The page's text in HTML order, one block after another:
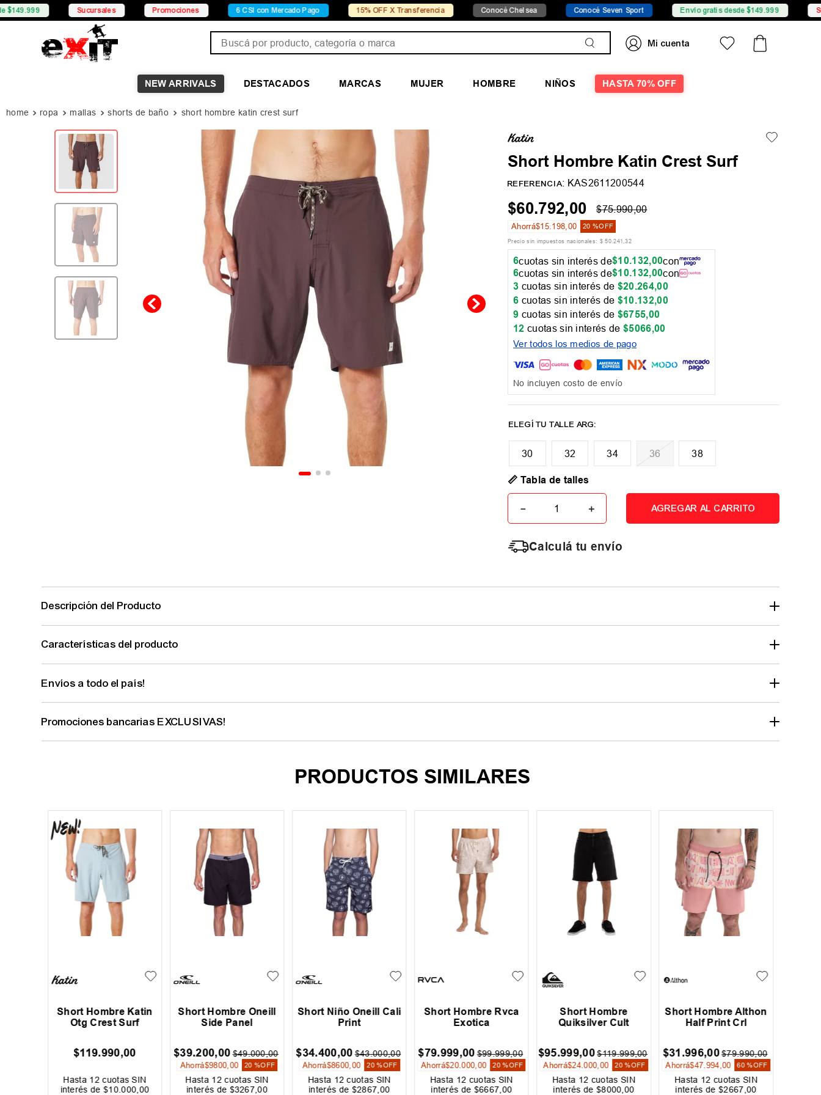
Promociones 6 CSI con Mercado Pago 15% OFF X Transferencia Conocé Chelsea Conocé Seven Sport Envío gratis desde $149.999 Sucursales
NEW ARRIVALS DESTACADOS MARCAS MUJER HOMBRE NIÑOS HASTA 70% OFF
ropa mallas shorts de baño short hombre katin crest surf
Short Hombre Katin Crest Surf
REFERENCIA: KAS2611200544
$60.792,00 $75.990,00
Ahorrá$15.198,00 20 %OFF
Precio sin impuestos nacionales: $ 50.241,32
6cuotas sin interés de$10.132,00con
6cuotas sin interés de$10.132,00con
3 cuotas sin interés de $20.264,00
6 cuotas sin interés de $10.132,00
9 cuotas sin interés de $6755,00
12 cuotas sin interés de$5066,00
Ver todos los medios de pago
No incluyen costo de envío
30 32 34 36 38
📏 Tabla de talles
＋
－ AGREGAR AL CARRITO
Calculá tu envío
Descripción del Producto
Características del producto
Envíos a todo el país!
Promociones bancarias EXCLUSIVAS!
PRODUCTOS SIMILARES
Short Hombre Katin
Otg Crest Surf
$119.990,00
Hasta 12 cuotas SIN
interés de$10 .000 00
Short Hombre Oneill
Side Panel
$39.200,00 $49.000,00
Ahorrá$9800, 00 20 %OFF
Hasta 12 cuotas SIN
interés de $3267 ,00
Short Niño Oneill Cali
Print
$34.400,00 $43.000,00
Ahorrá$8600, 00 20 %OFF
Hasta 12 cuotas SIN
interés de $2867 00
Short Hombre Rvca
Exotica
$79.999,00 $99.999,00
Ahorrá$20.000, 00 20 %OFF
Hasta 12 cuotas SIN
interés de $6667 00
Short Hombre
Quiksilver Cult
$95.999,00 $119.999,00
Ahorrá$24.000, 00 20 %OFF
Hasta 12 cuotas SIN
interés de$8000 ,00
Short Hombre Althon
Half Print Crl
$31.996,00 $79.990,00
Ahorrá$47. 994,00 60 %OFF
Hasta 12 cuotas SIN
interés de$2667 ,00